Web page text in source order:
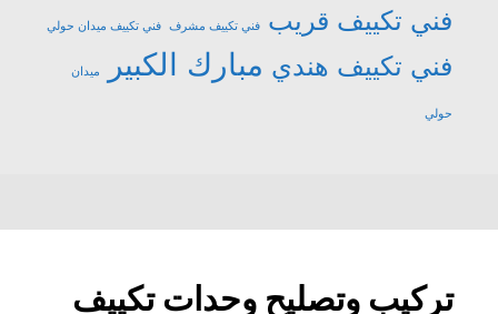
فني تكييف قريب فني تكييف مشرف فني تكييف ميدان حولي
فني تكييف هندي مبارك الكبير ميدان
حولي
تركيب وتصليح وحدات تكييف